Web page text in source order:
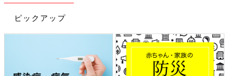
ピックアップ